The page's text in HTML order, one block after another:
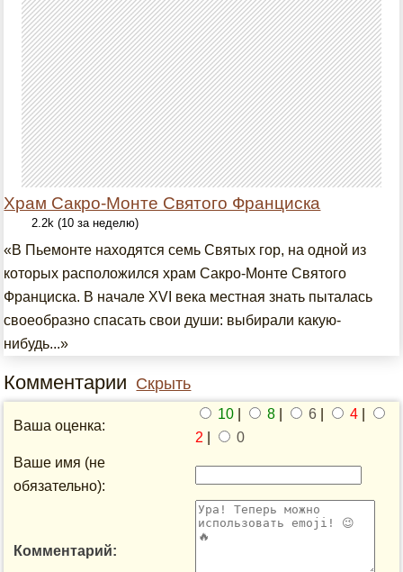
Храм Сакро-Монте Святого Франциска
2.2k (10 за неделю)
«В Пьемонте находятся семь Святых гор, на одной из
которых расположился храм Сакро-Монте Святого
Франциска. В начале XVI века местная знать пыталась
своеобразно спасать свои души: выбирали какую-
нибудь...»
Комментарии Скрыть
Ваша оценка:
10 8 6 4
2
0
Ваше имя (не
обязательно):
Комментарий: